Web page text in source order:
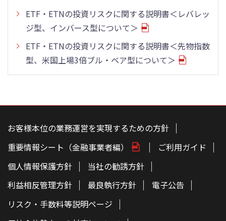
ETF・ETNの投資リスクに関する説明書＜レバレッ
ジ型、インバース型について＞
ETF・ETNの投資リスクに関する説明書＜先物指数
型、米国上場3倍ブル・ベア型について＞
こ
お客様本位の業務運営を実現するための方針
重要情報シート（金融事業者編）
ご利用ガイド
個人情報保護方針
当社の勧誘方針
利益相反管理方針
最良執行方針
電子公告
リスク・手数料等説明ページ